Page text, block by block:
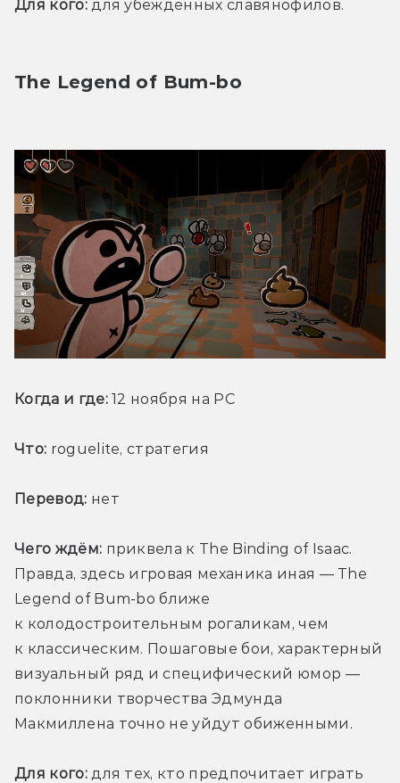
Для кого: для убеждённых славянофилов.
The Legend of Bum-bo
Когда и где: 12 ноября на PC
Что: roguelite, стратегия
Перевод: нет
Чего ждём: приквела к The Binding of Isaac.
Правда, здесь игровая механика иная — The
Legend of Bum-bo ближе
к колодостроительным рогаликам, чем
к классическим. Пошаговые бои, характерный
визуальный ряд и специфический юмор —
поклонники творчества Эдмунда
Макмиллена точно не уйдут обиженными.
Для кого: для тех, кто предпочитает играть